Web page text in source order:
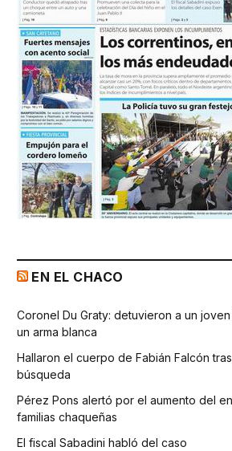
EN EL CHACO
Coronel Du Graty: detuvieron a un
un arma blanca
Hallaron el cuerpo de Fabián Falcón
búsqueda
Pérez Pons alertó por el aumento del
familias chaqueñas
El fiscal Sabadini habló del caso